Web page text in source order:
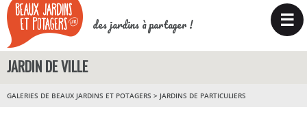
des jardins à partager ! ☰
JARDIN DE VILLE
GALERIES DE BEAUX JARDINS ET POTAGERS > JARDINS DE PARTICULIERS